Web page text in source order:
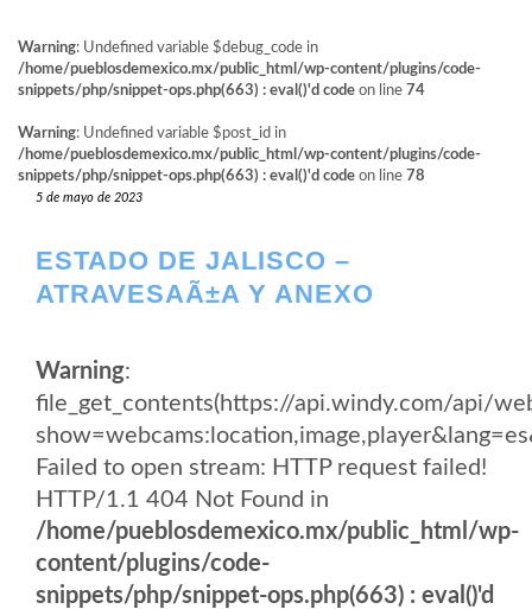
Warning: Undefined variable $debug_code in
/home/pueblosdemexico.mx/public_html/wp-content/plugins/code-
snippets/php/snippet-ops.php(663) : eval()'d code on line 74
Warning: Undefined variable $post_id in
/home/pueblosdemexico.mx/public_html/wp-content/plugins/code-
snippets/php/snippet-ops.php(663) : eval()'d code on line 78
5 de mayo de 2023
ESTADO DE JALISCO –
ATRAVESAÃ±A Y ANEXO
Warning:
file_get_contents(https://api.windy.com/api/
Failed to open stream: HTTP request failed!
HTTP/1.1 404 Not Found in
/home/pueblosdemexico.mx/public_html/wp-
content/plugins/code-
snippets/php/snippet-ops.php(663) : eval()'d